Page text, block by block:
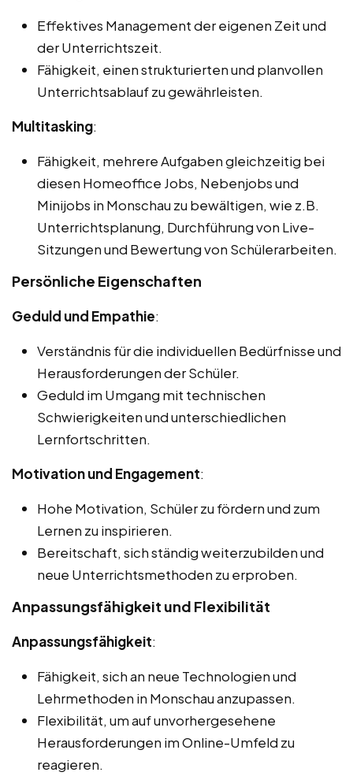
Effektives Management der eigenen Zeit und
der Unterrichtszeit.
Fähigkeit, einen strukturierten und planvollen
Unterrichtsablauf zu gewährleisten.
Multitasking:
Fähigkeit, mehrere Aufgaben gleichzeitig bei
diesen Homeoffice Jobs, Nebenjobs und
Minijobs in Monschau zu bewältigen, wie z.B.
Unterrichtsplanung, Durchführung von Live-
Sitzungen und Bewertung von Schülerarbeiten.
Persönliche Eigenschaften
Geduld und Empathie:
Verständnis für die individuellen Bedürfnisse und
Herausforderungen der Schüler.
Geduld im Umgang mit technischen
Schwierigkeiten und unterschiedlichen
Lernfortschritten.
Motivation und Engagement:
Hohe Motivation, Schüler zu fördern und zum
Lernen zu inspirieren.
Bereitschaft, sich ständig weiterzubilden und
neue Unterrichtsmethoden zu erproben.
Anpassungsfähigkeit und Flexibilität
Anpassungsfähigkeit:
Fähigkeit, sich an neue Technologien und
Lehrmethoden in Monschau anzupassen.
Flexibilität, um auf unvorhergesehene
Herausforderungen im Online-Umfeld zu
reagieren.